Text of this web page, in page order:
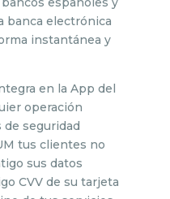
banca electrónica
instantánea y
en la App del
operación
de seguridad
tus clientes no
sus datos
CVV de su tarjeta